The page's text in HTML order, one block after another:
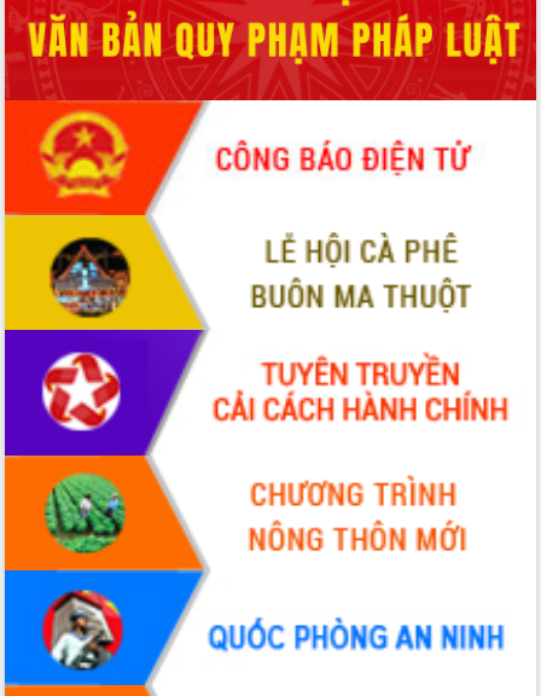
Xây dựng nông thôn mới: Nâng cao đời
sống người dân từ những mô hình thiết
thực
Quyết liệt tháo gỡ vướng mắc, đẩy
nhanh tiến độ các dự án trọng điểm
trong Khu kinh tế Nam Phú Yên
Hòn Yến phát triển du lịch gắn với bảo
tồn biển
Lấy ý kiến điều chỉnh Quy hoạch tỉnh
Đắk Lắk thời kỳ 2021-2030, tầm nhìn
đến năm 2050
Phát động chiến dịch 30 ngày đêm
giải phóng mặt bằng Tuyến đường bộ
Đắk Lắk nỗ lực thúc đẩy tăng trưởng
kinh tế từ 10% trở lên trong Quý
II/2026
Đắk Lắk ký kết thỏa thuận hợp tác về
chuyển đổi số giai đoạn 2026 – 2030
với Tập đoàn Bưu chính Viễn thông
Việt Nam
Thứ trưởng Bộ Y tế làm việc với tỉnh
Đắk Lắk về phát triển nhân lực y tế
cho trạm y tế cấp xã
Du lịch Đắk Lắk nâng tầm trải nghiệm
du khách thông qua Hệ thống cơ sở dữ
liệu và Bản đồ số